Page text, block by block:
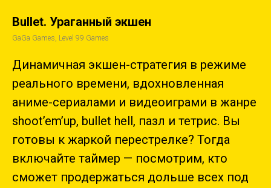
Bullet. Ураганный экшен
GaGa Games, Level 99 Games
Динамичная экшен-стратегия в режиме
реального времени, вдохновленная
аниме-сериалами и видеоиграми в жанре
shoot’em’up, bullet hell, пазл и тетрис. Вы
готовы к жаркой перестрелке? Тогда
включайте таймер — посмотрим, кто
сможет продержаться дольше всех под